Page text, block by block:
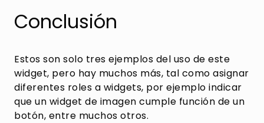
Conclusión
Estos son solo tres ejemplos del uso de este
widget, pero hay muchos más, tal como asignar
diferentes roles a widgets, por ejemplo indicar
que un widget de imagen cumple función de un
botón, entre muchos otros.